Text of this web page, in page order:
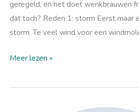
geregeld, en het doet wenkbrauwen
dat toch? Reden 1: storm Eerst maar
storm. Te veel wind voor een
Meer lezen »